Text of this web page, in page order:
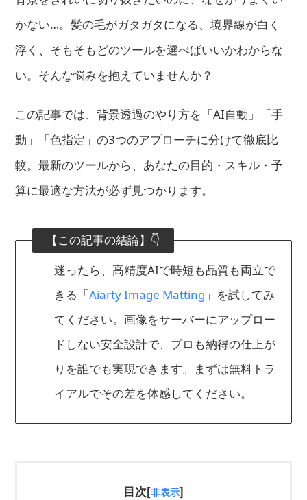
かない…。髪の毛がガタガタになる、境界線が白く
浮く、そもそもどのツールを選べばいいかわからな
い。そんな悩みを抱えていませんか？
この記事では、背景透過のやり方を「AI自動」「手
動」「色指定」の3つのアプローチに分けて徹底比
較。最新のツールから、あなたの目的・スキル・予
算に最適な方法が必ず見つかります。
【この記事の結論】👇
迷ったら、高精度AIで時短も品質も両立で
きる「Aiarty Image Matting 」を試してみ
てください。画像をサーバーにアップロー
ドしない安全設計で、プロも納得の仕上が
りを誰でも実現できます。まずは無料トラ
イアルでその差を体感してください。
目次[非表示]